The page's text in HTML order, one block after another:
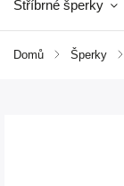
Stříbrné šperky
Domů / Šperky /